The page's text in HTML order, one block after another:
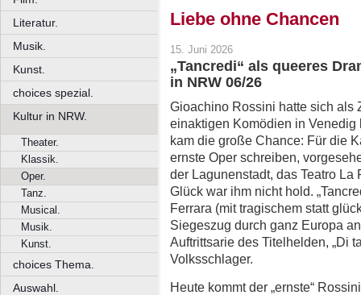
Literatur.
Musik.
Kunst.
choices spezial.
Kultur in NRW.
Theater.
Klassik.
Oper.
Tanz.
Musical.
Musik.
Kunst.
choices Thema.
Auswahl.
Liebe ohne Chancen
15. Juni 2026
„Tancredi“ als queeres
in NRW 06/26
Gioachino Rossini hatte sich als
einaktigen Komödien in
kam die große Chance: Für die
ernste Oper schreiben,
der Lagunenstadt, das Teatro
Glück war ihm nicht hold.
Ferrara (mit tragischem statt
Siegeszug durch ganz Europa
Auftrittsarie des Titelhelden, „Di
Volksschlager.
Heute kommt der „ernste“